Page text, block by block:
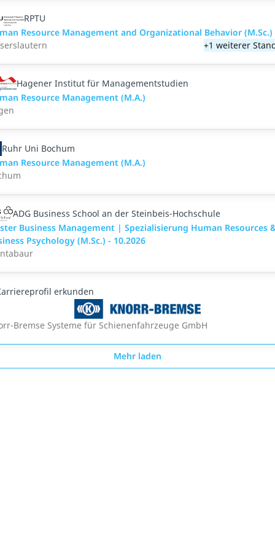
RPTU
Resource Management and Organizational Behavior (M.Sc.)
+1 weiterer
Hagener Institut für Managementstudien
Resource Management (M.A.)
Ruhr Uni Bochum
Resource Management (M.A.)
ADG Business School an der Steinbeis-Hochschule
Business Management | Spezialisierung Human Resources
Psychology (M.Sc.) - 10.2026
erkunden
Bremse Systeme für Schienenfahrzeuge GmbH
Mehr laden